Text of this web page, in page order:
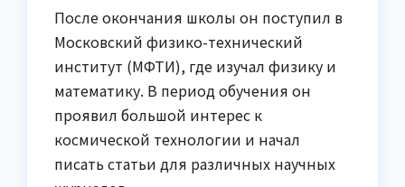
После окончания школы он поступил в
Московский физико-технический
институт (МФТИ), где изучал физику и
математику. В период обучения он
проявил большой интерес к
космической технологии и начал
писать статьи для различных научных